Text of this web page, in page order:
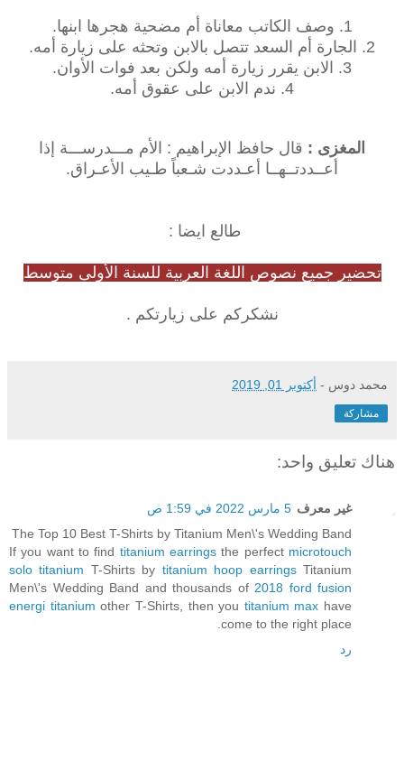
1. وصف الكاتب معاناة أم مضحية هجرها ابنها.
2. الجارة أم السعد تتصل بالابن وتحثه على زيارة أمه.
3. الابن يقرر زيارة أمه ولكن بعد فوات الأوان.
4. ندم الابن على عقوق أمه.
المغزى : قال حافظ الإبراهيم : الأم مـــدرســـة إذا
أعــددتــهــا أعـددت شـعباً طـيب الأعـراق.
طالع ايضا :
تحضير جميع نصوص اللغة العربية للسنة الأولى متوسط
نشكركم على زيارتكم .
محمد دوس - أكتوبر 01, 2019
مشاركة
هناك تعليق واحد:
غير معرف 5 مارس 2022 في 1:59 ص
The Top 10 Best T-Shirts by Titanium Men\'s Wedding Band
If you want to find titanium earrings the perfect microtouch
solo titanium T-Shirts by titanium hoop earringsTitanium
Men\'s Wedding Band and thousands of 2018 ford fusion
energi titanium other T-Shirts, then you titanium max have
come to the right place.
رد